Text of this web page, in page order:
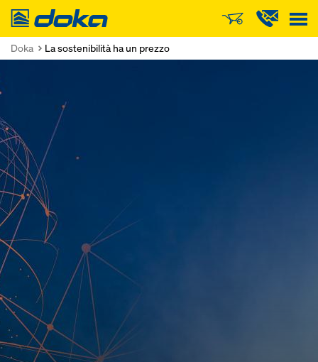
Doka
Doka La sostenibilità ha un prezzo